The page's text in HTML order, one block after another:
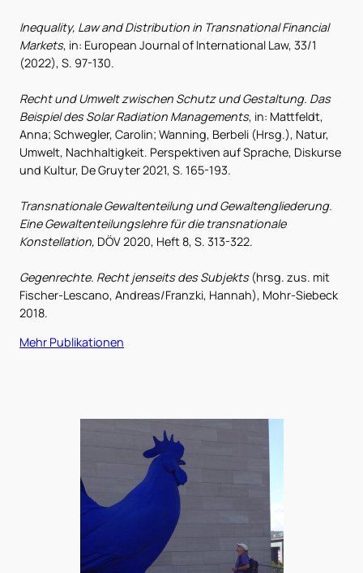
Inequality, Law and Distribution in Transnational Financial
Markets, in: European Journal of International Law, 33/1
(2022), S. 97-130.
Recht und Umwelt zwischen Schutz und Gestaltung. Das
Beispiel des Solar Radiation Managements, in: Mattfeldt,
Anna; Schwegler, Carolin; Wanning, Berbeli (Hrsg.), Natur,
Umwelt, Nachhaltigkeit. Perspektiven auf Sprache, Diskurse
und Kultur, De Gruyter 2021, S. 165-193.
Transnationale Gewaltenteilung und Gewaltengliederung.
Eine Gewaltenteilungslehre für die transnationale
Konstellation, DÖV 2020, Heft 8, S. 313-322.
Gegenrechte. Recht jenseits des Subjekts(hrsg. zus. mit
Fischer-Lescano, Andreas/Franzki, Hannah), Mohr-Siebeck
2018.
Mehr Publikationen